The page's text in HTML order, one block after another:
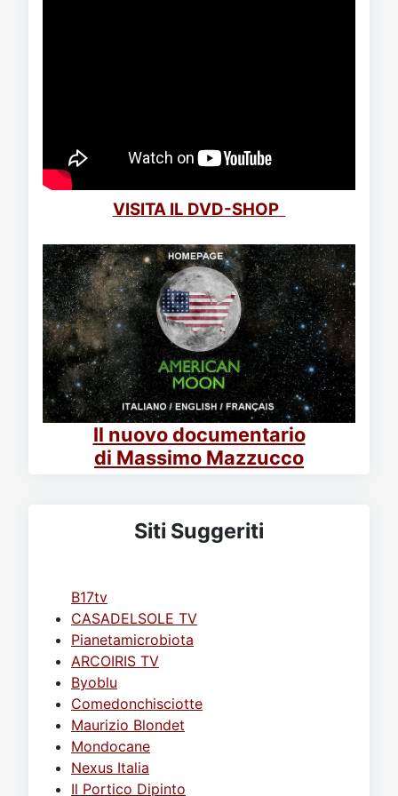
VISITA IL DVD-SHOP
Il nuovo documentario
di Massimo Mazzucco
Siti Suggeriti
B17tv
CASADELSOLE TV
Pianetamicrobiota
ARCOIRIS TV
Byoblu
Comedonchisciotte
Maurizio Blondet
Mondocane
Nexus Italia
Il Portico Dipinto